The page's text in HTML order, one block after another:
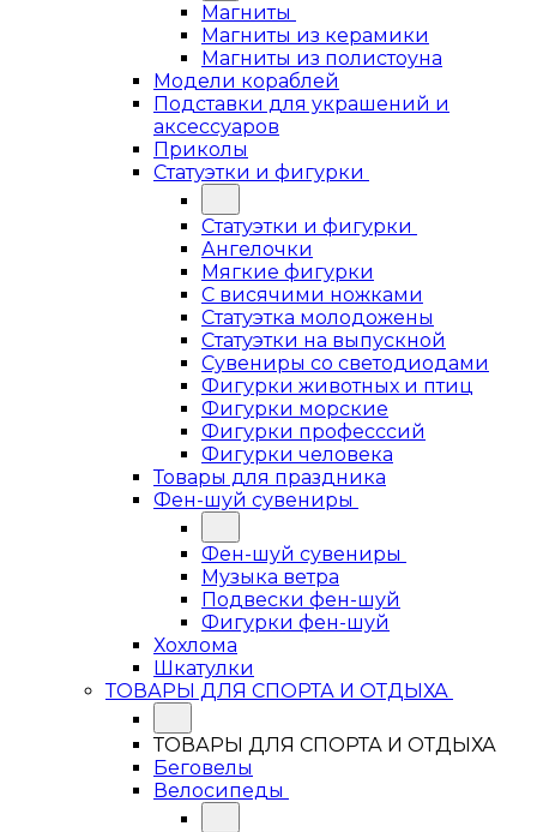
Магниты
Магниты из керамики
Магниты из полистоуна
Модели кораблей
Подставки для украшений и
аксессуаров
Приколы
Статуэтки и фигурки
Статуэтки и фигурки
Ангелочки
Мягкие фигурки
С висячими ножками
Статуэтка молодожены
Статуэтки на выпускной
Сувениры со светодиодами
Фигурки животных и птиц
Фигурки морские
Фигурки професссий
Фигурки человека
Товары для праздника
Фен-шуй сувениры
Фен-шуй сувениры
Музыка ветра
Подвески фен-шуй
Фигурки фен-шуй
Хохлома
Шкатулки
ТОВАРЫ ДЛЯ СПОРТА И ОТДЫХА
ТОВАРЫ ДЛЯ СПОРТА И ОТДЫХА
Беговелы
Велосипеды